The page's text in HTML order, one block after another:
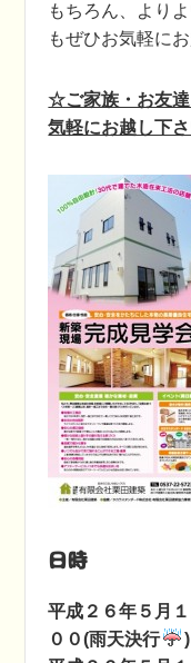
もちろん、より
もぜひお気軽に
☆ご家族・お友
気軽にお越し下さ
日時
平成２６年５月
００(雨天決行
)